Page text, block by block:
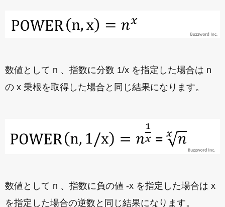
数値として n 、指数に分数 1/x を指定した場合は n
の x 乗根を取得した場合と同じ結果になります。
数値として n 、指数に負の値 -x を指定した場合は x
を指定した場合の逆数と同じ結果になります。